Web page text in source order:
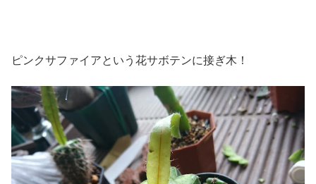
ピンクサファイアという花サボテンに接ぎ木！